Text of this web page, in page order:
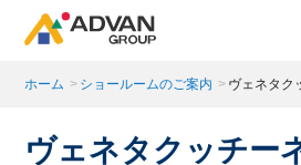
商品ページにある「お気に入り登
ホーム > ショールームのご案内 > ヴェネタク
ヴェネタクッチー